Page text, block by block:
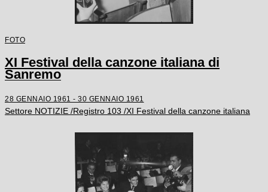
FOTO
XI Festival della canzone italiana di
Sanremo
28 GENNAIO 1961 - 30 GENNAIO 1961
Settore NOTIZIE /Registro 103 /XI Festival della canzone italiana